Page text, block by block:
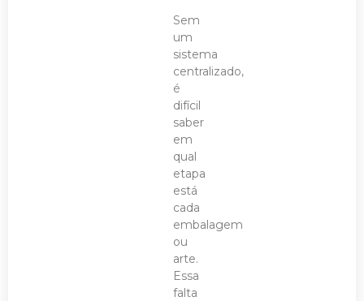
Sem
um
sistema
centralizado,
é
difícil
saber
em
qual
etapa
está
cada
embalagem
ou
arte.
Essa
falta